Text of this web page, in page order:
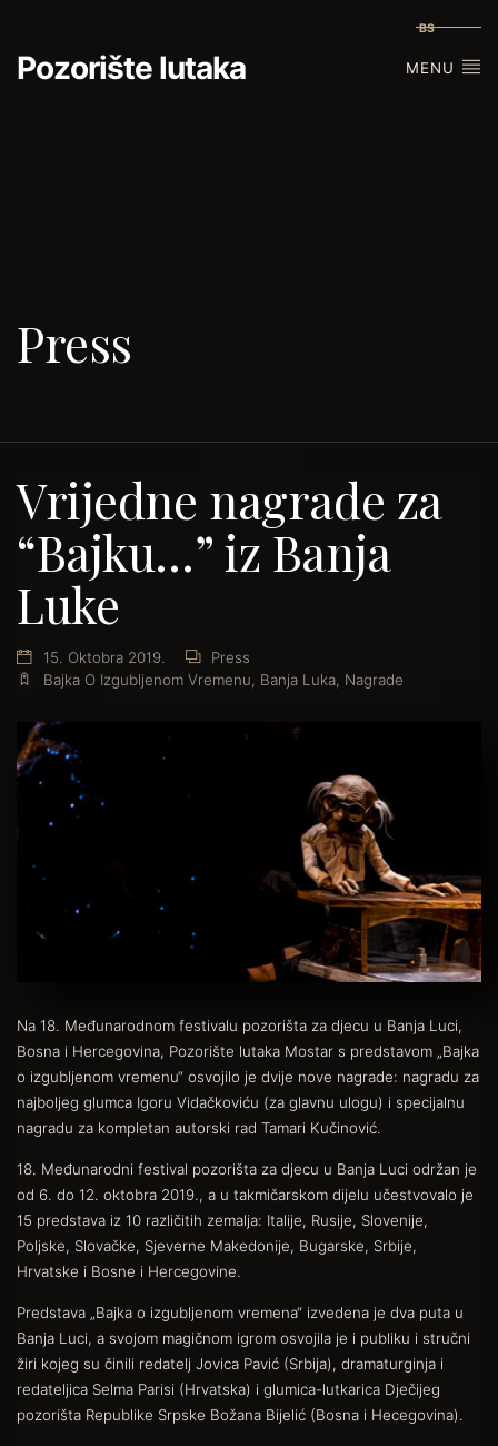
BS
Pozorište lutaka MENU
Press
Vrijedne nagrade za
“Bajku…” iz Banja
Luke
15. Oktobra 2019.
Press
Bajka O Izgubljenom Vremenu
Banja Luka, Nagrade
Na 18. Međunarodnom festivalu pozorišta za djecu u Banja Luci,
Bosna i Hercegovina, Pozorište lutaka Mostar s predstavom „Bajka
o izgubljenom vremenu“ osvojilo je dvije nove nagrade: nagradu za
najboljeg glumca Igoru Vidačkoviću (za glavnu ulogu) i specijalnu
nagradu za kompletan autorski rad Tamari Kučinović.
18. Međunarodni festival pozorišta za djecu u Banja Luci održan je
od 6. do 12. oktobra 2019., a u takmičarskom dijelu učestvovalo je
15 predstava iz 10 različitih zemalja: Italije, Rusije, Slovenije,
Poljske, Slovačke, Sjeverne Makedonije, Bugarske, Srbije,
Hrvatske i Bosne i Hercegovine.
Predstava „Bajka o izgubljenom vremena“ izvedena je dva puta u
Banja Luci, a svojom magičnom igrom osvojila je i publiku i stručni
žiri kojeg su činili redatelj Jovica Pavić (Srbija), dramaturginja i
redateljica Selma Parisi (Hrvatska) i glumica-lutkarica Dječijeg
pozorišta Republike Srpske Božana Bijelić (Bosna i Hecegovina).